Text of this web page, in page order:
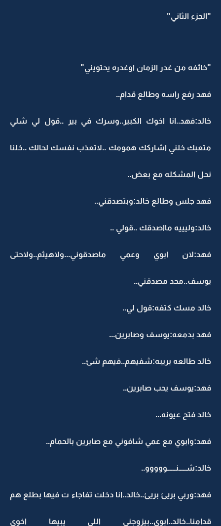
"الجزء الثاني"
"خائفه من غدر الزمان اوغدره يحتويني"
فهد رفع راسه وطالع قدام..
خالد:فهد..انا اخوك الكبير..وسرك في بير ..قول لي شلي
متعبك خلني اشاركك همومك ..لاتعذب نفسك لحالك ..خلنا
نحل المشكله مع بعض..
فهد جلس وطالع خالد:وبتصدقني..
خالد:وليييه مااصدقك ..قولي ..
فهد:لان ابوي وعمي ماصدقوني...ولاهيثم..ولاحتى
يوسف..محد مصدقني..
خالد مسك كتفه:قول لي..
فهد بدمعه:يوسف وصابرين...
خالد طالعه بريبه:شفيهم..فيهم شئ..
فهد:يوسف يحب صابرين..
خالد فتح عيونه...
فهد:وابوي مع عمي شافوني مع صابرين بالحمام..
خالد:شـــــنــــــووووو..
فهد:وربي بريئ بريئ..خالد..انا دخلت تفاجاء ت فيها بطلع هم
قدامنا..خالد..ابوي..بيزوجني اللي يبيها اخوي